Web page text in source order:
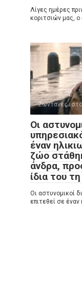
Λίγες ημέρες
κοριτσιών μας,
Ζωντανές
Οι
έναν
ζώο
άνδρα,
ίδια του
Οι αστυνομικοί
επιτεθεί σε